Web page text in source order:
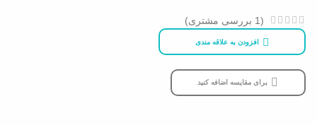
(
1 بررسی مشتری)
افزودن به علاقه مندی
برای مقایسه اضافه کنید